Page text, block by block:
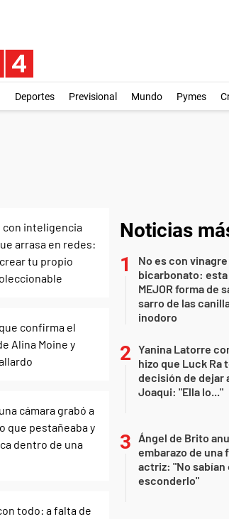
Deportes Previsional Mundo Pymes
Noticias
No es con vinagre
bicarbonato: esta
MEJOR forma de
sarro de las
inodoro
Yanina Latorre
hizo que Luck Ra
decisión de dejar
Joaqui: "Ella lo..."
Ángel de Brito
embarazo de una
actriz: "No sabían
esconderlo"